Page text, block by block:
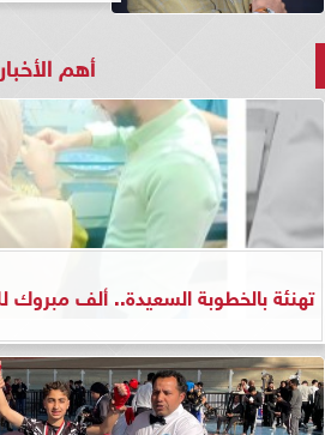
أهم الأخبار
تهنئة بالخطوبة السعيدة.. ألف